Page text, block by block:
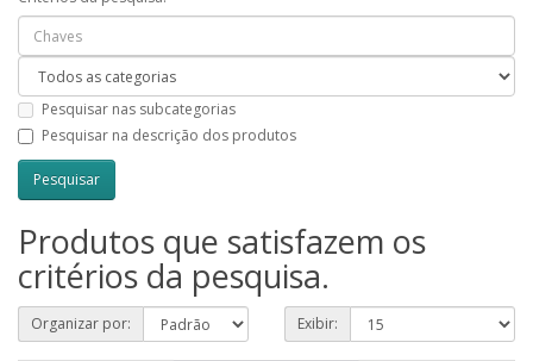
Pesquisar nas subcategorias
Pesquisar na descrição dos produtos
Produtos que satisfazem os
critérios da pesquisa.
Organizar por: Exibir: